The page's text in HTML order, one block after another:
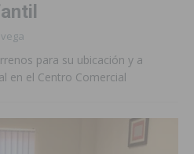
para su ubicación y a
en el Centro Comercial